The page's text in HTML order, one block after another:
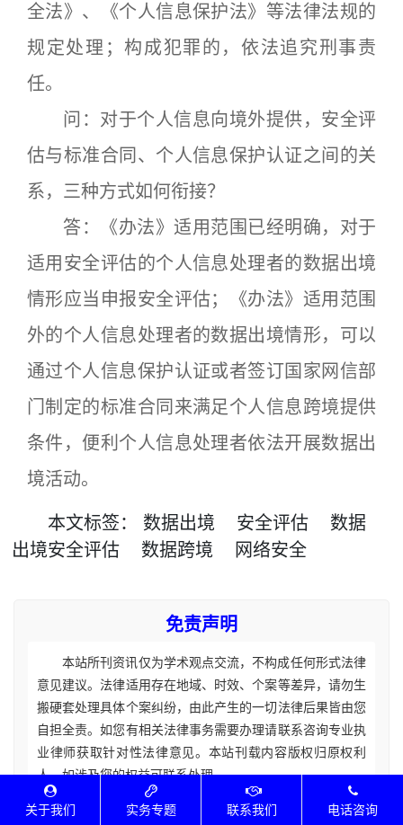
全法》、《个人信息保护法》等法律法规的
规定处理；构成犯罪的，依法追究刑事责
任。
问：对于个人信息向境外提供，安全评
估与标准合同、个人信息保护认证之间的关
系，三种方式如何衔接？
答：《办法》适用范围已经明确，对于
适用安全评估的个人信息处理者的数据出境
情形应当申报安全评估；《办法》适用范围
外的个人信息处理者的数据出境情形，可以
通过个人信息保护认证或者签订国家网信部
门制定的标准合同来满足个人信息跨境提供
条件，便利个人信息处理者依法开展数据出
境活动。
本文标签： 数据出境 安全评估
数据
出境安全评估
数据跨境 网络安全
免责声明
本站所刊资讯仅为学术观点交流，不构成任何形式法律
意见建议。法律适用存在地域、时效、个案等差异，请勿生
搬硬套处理具体个案纠纷，由此产生的一切法律后果皆由您
自担全责。如您有相关法律事务需要办理请联系咨询专业执
业律师获取针对性法律意见。本站刊载内容版权归原权利
人，如涉及您的权益可联系处理。
关于我们 实务专题 联系我们 电话咨询